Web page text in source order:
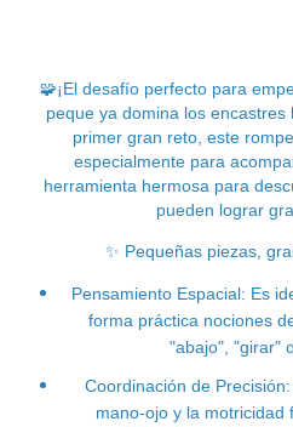
🧩¡El desafío perfecto para
peque ya domina los
primer gran reto, este
especialmente para
herramienta hermosa para
pueden lograr
✨ Pequeñas piezas,
Pensamiento Espacial: Es
forma práctica nociones
"abajo", "girar"
Coordinación de
mano-ojo y la motricidad